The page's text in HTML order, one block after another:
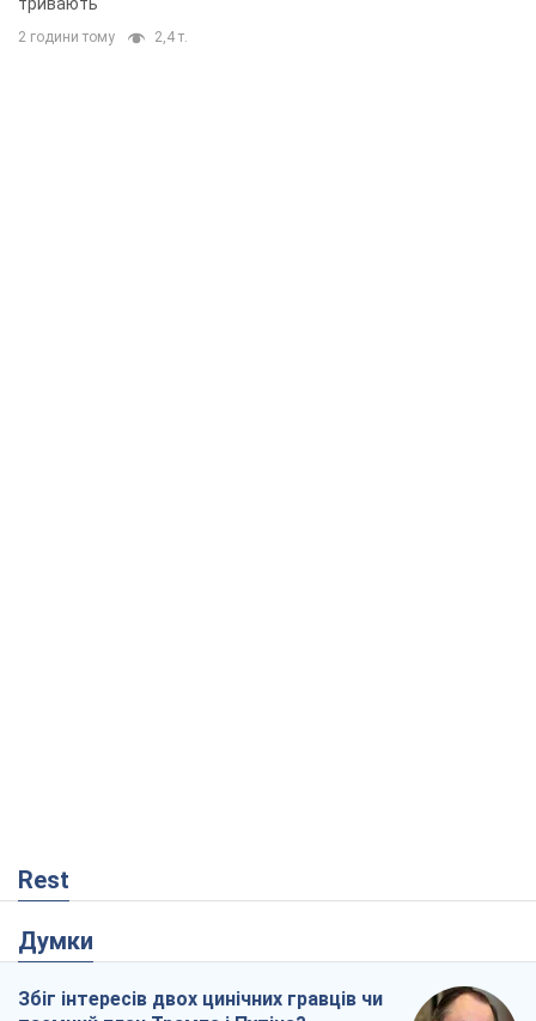
тривають
2 години тому 2,4 т.
Rest
Думки
Збіг інтересів двох цинічних гравців чи